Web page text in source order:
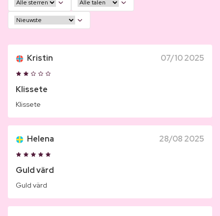
Kristin 07/10 2025
Klissete
Klissete
Helena 28/08 2025
Guld värd
Guld värd